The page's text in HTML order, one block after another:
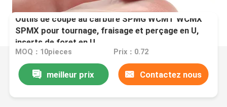
Outils de coupe au carbure SPMG WCMT WCMX
SPMX pour tournage, fraisage et perçage en U,
inserts de foret en U
MOQ：10pieces Prix：0.72
meilleur prix Contactez nous